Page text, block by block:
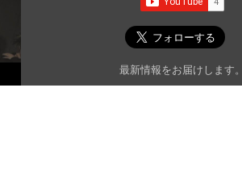
最新情報をお届けします。